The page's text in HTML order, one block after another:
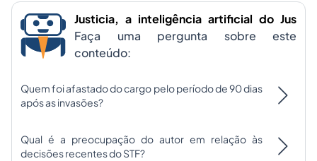
Justicia, a inteligência artificial do Jus
Faça uma pergunta sobre este
conteúdo:
Quem foi afastado do cargo pelo período de 90 dias
após as invasões?
Qual é a preocupação do autor em relação às
decisões recentes do STF?